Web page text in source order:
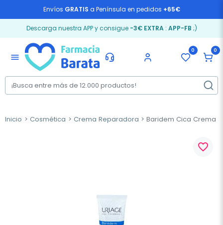
Envíos GRATIS a Península en pedidos +65€
Descarga nuestra APP y consigue -3€ EXTRA: APP-FB ;)
menu
0 0
Inicio Cosmética Crema Reparadora Baridem Cica Crema
favorite_border